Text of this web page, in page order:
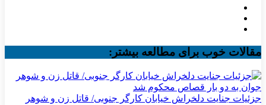
مقالات خوب برای مطالعه بیشتر:
جزئیات جنایت دلخراش خیابان کارگر جنوبی/ قاتل زن و شوهر